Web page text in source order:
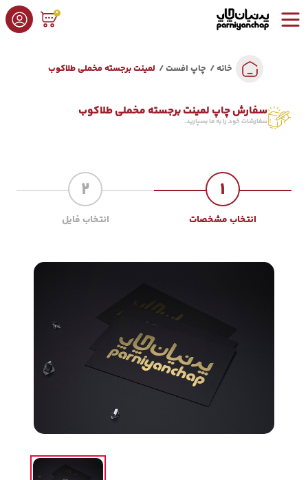
0
خانه چاپ افست لمینت برجسته مخملی طلاکوب
سفارش چاپ لمینت برجسته مخملی طلاکوب
سفارشات خود را به ما بسپارید.
1
انتخاب مشخصات
2
انتخاب فایل